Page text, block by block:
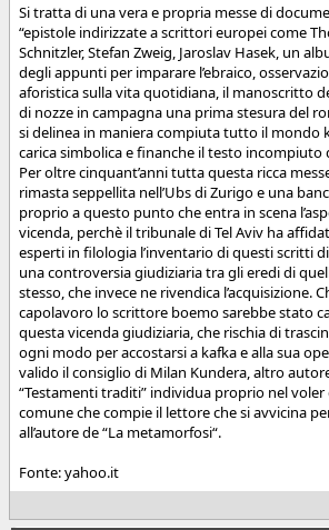
Si tratta di una vera e propria messe di
“epistole indirizzate a scrittori europei come
Schnitzler, Stefan Zweig, Jaroslav Hasek, un
degli appunti per imparare l’ebraico,
aforistica sulla vita quotidiana, il manoscritto
di nozze in campagna una prima stesura del
si delinea in maniera compiuta tutto il mondo
carica simbolica e finanche il testo incompiuto
Per oltre cinquant’anni tutta questa ricca
rimasta seppellita nell’Ubs di Zurigo e una
proprio a questo punto che entra in scena
vicenda, perchè il tribunale di Tel Aviv ha
esperti in filologia l’inventario di questi scritti
una controversia giudiziaria tra gli eredi di
stesso, che invece ne rivendica l’acquisizione.
capolavoro lo scrittore boemo sarebbe stato
questa vicenda giudiziaria, che rischia di
ogni modo per accostarsi a kafka e alla sua
valido il consiglio di Milan Kundera, altro
“Testamenti traditi” individua proprio nel voler
comune che compie il lettore che si avvicina
all’autore de “La metamorfosi“.
Fonte: yahoo.it